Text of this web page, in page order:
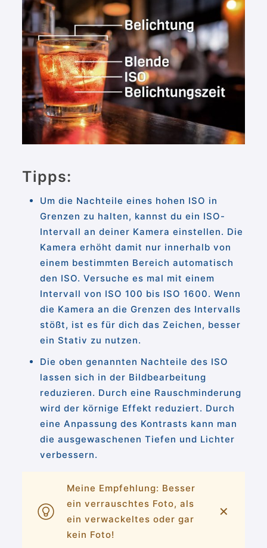
Tipps:
Um die Nachteile eines hohen ISO in
Grenzen zu halten, kannst du ein ISO-
Intervall an deiner Kamera einstellen. Die
Kamera erhöht damit nur innerhalb von
einem bestimmten Bereich automatisch
den ISO. Versuche es mal mit einem
Intervall von ISO 100 bis ISO 1600. Wenn
die Kamera an die Grenzen des Intervalls
stößt, ist es für dich das Zeichen, besser
ein Stativ zu nutzen.
Die oben genannten Nachteile des ISO
lassen sich in der Bildbearbeitung
reduzieren. Durch eine Rauschminderung
wird der körnige Effekt reduziert. Durch
eine Anpassung des Kontrasts kann man
die ausgewaschenen Tiefen und Lichter
verbessern.
Meine Empfehlung: Besser
ein verrauschtes Foto, als
ein verwackeltes oder gar
kein Foto!
✕